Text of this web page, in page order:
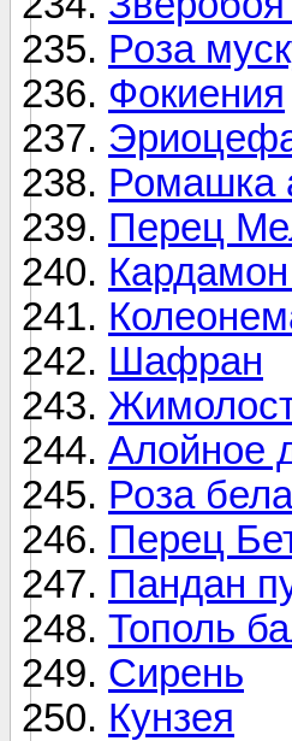
Роза
Фокиения
Ромашка
Перец
Шафран
Алойное
Роза
Перец
Пандан
Тополь
Сирень
Кунзея